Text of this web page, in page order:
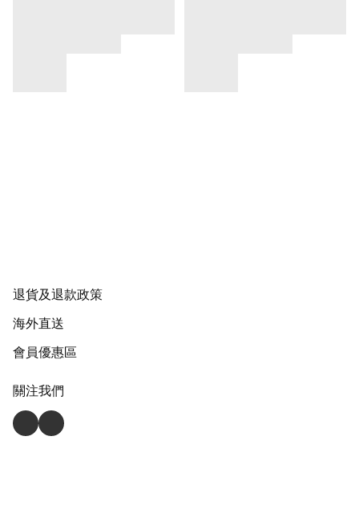
退貨及退款政策
海外直送
會員優惠區
關注我們